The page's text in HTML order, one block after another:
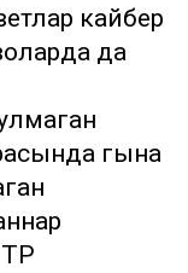
кайбер
да
гына